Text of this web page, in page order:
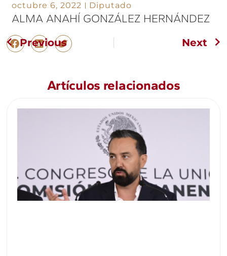
octubre 6, 2022 Diputado
ALMA ANAHÍ GONZÁLEZ HERNÁNDEZ
Previous Next
Artículos relacionados